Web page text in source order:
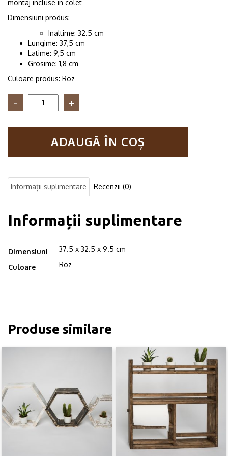
montaj incluse in colet
Dimensiuni produs:
Inaltime: 32.5 cm
Lungime: 37,5 cm
Latime: 9,5 cm
Grosime: 1,8 cm
Culoare produs: Roz
Cantitate
perete
in
hexagonala
Carnival
ADAUGĂ ÎN COȘ
Informații suplimentare Recenzii (0)
Informații suplimentare
Dimensiuni 37.5 x 32.5 x 9.5 cm
Culoare Roz
Produse similare